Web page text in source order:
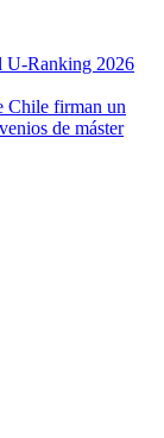
U-Ranking 2026
Chile firman un
de máster